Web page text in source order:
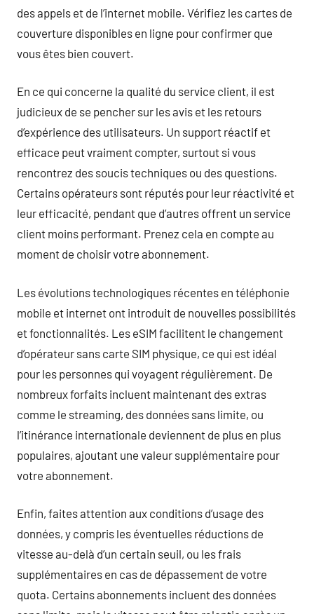
des appels et de l’internet mobile. Vérifiez les cartes de
couverture disponibles en ligne pour confirmer que
vous êtes bien couvert.
En ce qui concerne la qualité du service client, il est
judicieux de se pencher sur les avis et les retours
d’expérience des utilisateurs. Un support réactif et
efficace peut vraiment compter, surtout si vous
rencontrez des soucis techniques ou des questions.
Certains opérateurs sont réputés pour leur réactivité et
leur efficacité, pendant que d’autres offrent un service
client moins performant. Prenez cela en compte au
moment de choisir votre abonnement.
Les évolutions technologiques récentes en téléphonie
mobile et internet ont introduit de nouvelles possibilités
et fonctionnalités. Les eSIM facilitent le changement
d’opérateur sans carte SIM physique, ce qui est idéal
pour les personnes qui voyagent régulièrement. De
nombreux forfaits incluent maintenant des extras
comme le streaming, des données sans limite, ou
l’itinérance internationale deviennent de plus en plus
populaires, ajoutant une valeur supplémentaire pour
votre abonnement.
Enfin, faites attention aux conditions d’usage des
données, y compris les éventuelles réductions de
vitesse au-delà d’un certain seuil, ou les frais
supplémentaires en cas de dépassement de votre
quota. Certains abonnements incluent des données